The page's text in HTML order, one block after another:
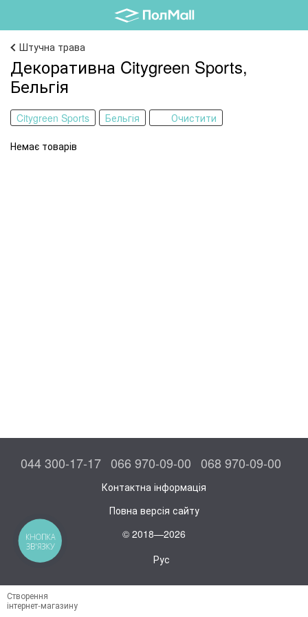
Штучна трава
Декоративна Citygreen Sports,
Бельгія
Citygreen Sports Бельгія Очистити
Немає товарів
044 300-17-17 066 970-09-00 068 970-09-00
Контактна інформація
Повна версія сайту
© 2018—2026
Рус
Створення
інтернет-магазину
КНОПКА
ЗВ'ЯЗКУ